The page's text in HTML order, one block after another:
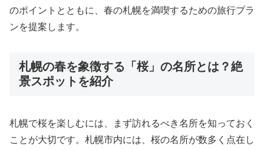
のポイントとともに、春の札幌を満喫するための旅行プラ
ンを提案します。
札幌の春を象徴する「桜」の名所とは？絶
景スポットを紹介
札幌で桜を楽しむには、まず訪れるべき名所を知っておく
ことが大切です。札幌市内には、桜の名所が数多く点在し